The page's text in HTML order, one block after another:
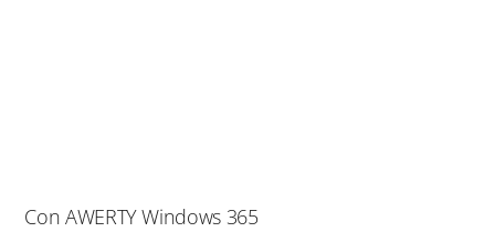
Con AWERTY Windows 365